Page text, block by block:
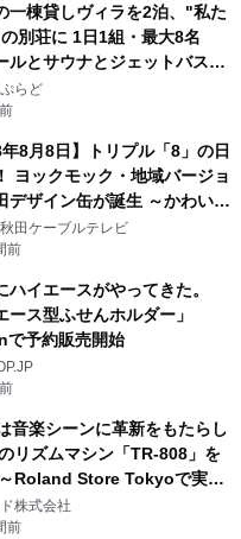
一棟貸しヴィラを2泊、"私た
別荘に 1日1組・最大8名
ルとサウナとジェットバス付
Mon Temps AWAJIの連泊
ン
らど
年8月8日】トリプル「8」の日
ヨックモック・地域バージョ
デザイン缶が誕生 ～かわいい
子犬と秋田の四季と名所を巡
ージ～ 9月1日(火)秋田県内で
田ケーブルテレビ
前
ハイエースがやってきた。
ース型ふせんホルダー」
で予約販売開始
音楽シーンに革新をもたらし
リズムマシン「TR-808」を
Roland Store Tokyoで実機
ての 記念キャンペーンを開
ジオ「NTS」の 特別プログ
株式会社
前